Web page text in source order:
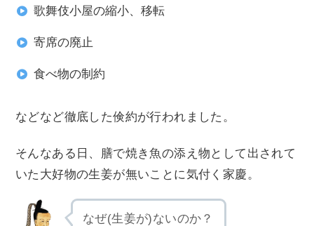
歌舞伎小屋の縮小、移転
寄席の廃止
食べ物の制約
などなど徹底した倹約が行われました。
そんなある日、膳で焼き魚の添え物として出されて
いた大好物の生姜が無いことに気付く家慶。
なぜ(生姜が)ないのか？